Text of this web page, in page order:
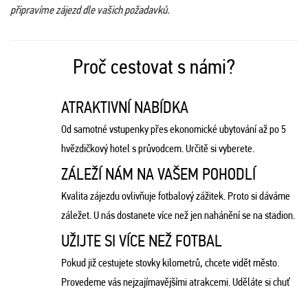
připravíme zájezd dle vašich požadavků.
Proč cestovat s námi?
ATRAKTIVNÍ NABÍDKA
Od samotné vstupenky přes ekonomické ubytování až po 5
hvězdičkový hotel s průvodcem. Určitě si vyberete.
ZÁLEŽÍ NÁM NA VAŠEM POHODLÍ
Kvalita zájezdu ovlivňuje fotbalový zážitek. Proto si dáváme
záležet. U nás dostanete více než jen nahánění se na stadion.
UŽIJTE SI VÍCE NEŽ FOTBAL
Pokud již cestujete stovky kilometrů, chcete vidět město.
Provedeme vás nejzajímavějšími atrakcemi. Uděláte si chuť